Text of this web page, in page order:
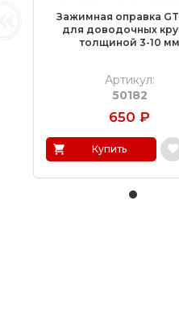
Зажимная оправка
для доводочных
толщиной 3-10 мм
Артикул:
50182
650 ₽
Купить